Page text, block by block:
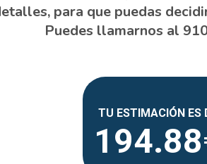
194.88